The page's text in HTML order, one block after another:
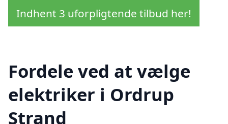
Indhent 3 uforpligtende tilbud her!
Fordele ved at vælge
elektriker i Ordrup
Strand